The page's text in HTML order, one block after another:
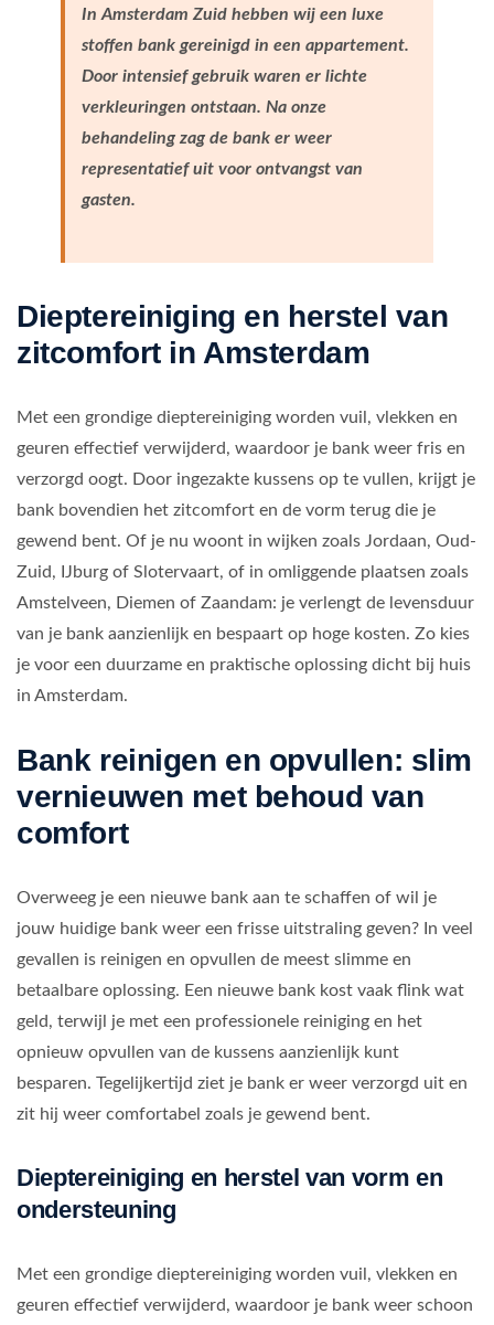
In Amsterdam Zuid hebben wij een luxe
stoffen bank gereinigd in een appartement.
Door intensief gebruik waren er lichte
verkleuringen ontstaan. Na onze
behandeling zag de bank er weer
representatief uit voor ontvangst van
gasten.
Dieptereiniging en herstel van
zitcomfort in Amsterdam
Met een grondige dieptereiniging worden vuil, vlekken en
geuren effectief verwijderd, waardoor je bank weer fris en
verzorgd oogt. Door ingezakte kussens op te vullen, krijgt je
bank bovendien het zitcomfort en de vorm terug die je
gewend bent. Of je nu woont in wijken zoals Jordaan, Oud-
Zuid, IJburg of Slotervaart, of in omliggende plaatsen zoals
Amstelveen, Diemen of Zaandam: je verlengt de levensduur
van je bank aanzienlijk en bespaart op hoge kosten. Zo kies
je voor een duurzame en praktische oplossing dicht bij huis
in Amsterdam.
Bank reinigen en opvullen: slim
vernieuwen met behoud van
comfort
Overweeg je een nieuwe bank aan te schaffen of wil je
jouw huidige bank weer een frisse uitstraling geven? In veel
gevallen is reinigen en opvullen de meest slimme en
betaalbare oplossing. Een nieuwe bank kost vaak flink wat
geld, terwijl je met een professionele reiniging en het
opnieuw opvullen van de kussens aanzienlijk kunt
besparen. Tegelijkertijd ziet je bank er weer verzorgd uit en
zit hij weer comfortabel zoals je gewend bent.
Dieptereiniging en herstel van vorm en
ondersteuning
Met een grondige dieptereiniging worden vuil, vlekken en
geuren effectief verwijderd, waardoor je bank weer schoon